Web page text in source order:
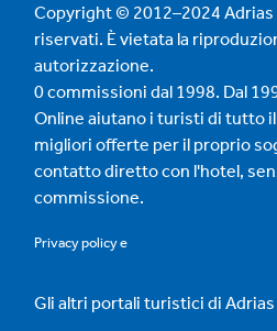
Copyright © 2012–2024
riservati. È vietata la
autorizzazione.
0 commissioni dal 1998. Dal
Online aiutano i turisti di tutto
migliori offerte per il proprio
contatto diretto con l'hotel,
commissione.
Privacy policye
Gli altri portali turistici di Adrias